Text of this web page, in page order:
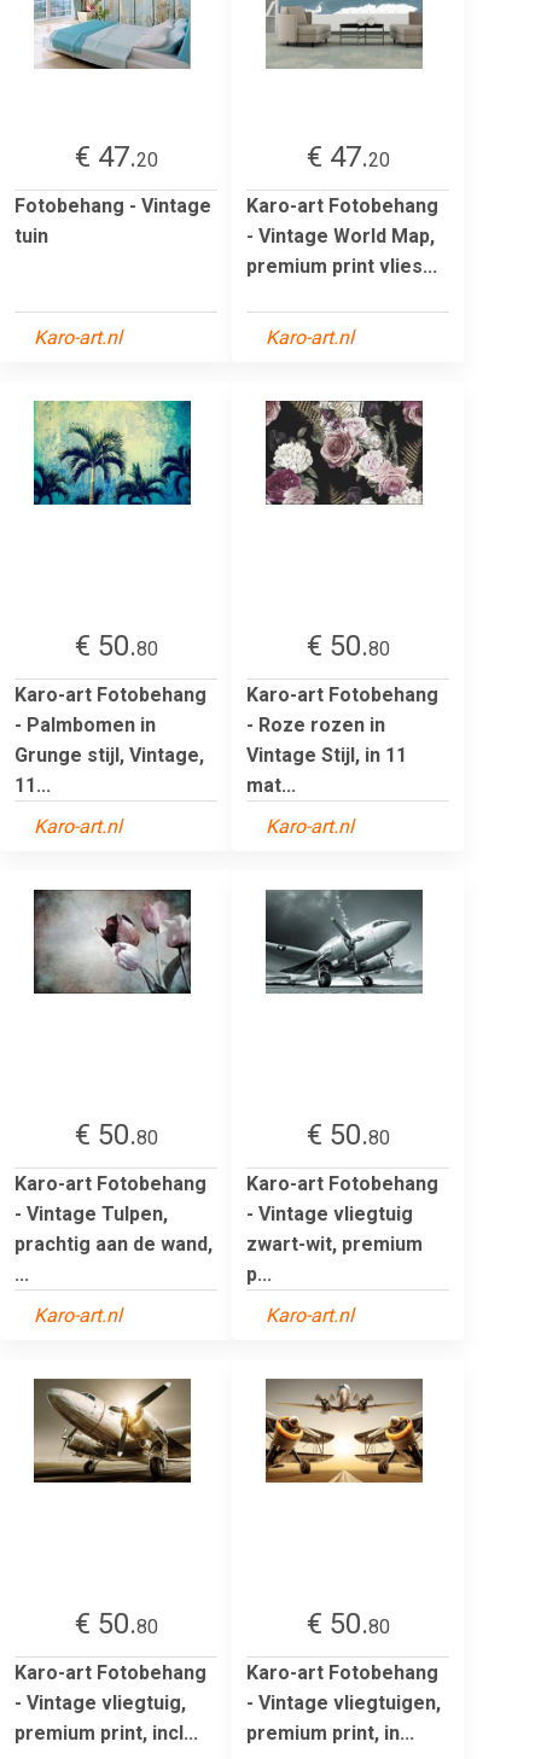
€ 47.20
Fotobehang - Vintage
tuin
Karo-art.nl
€ 47.20
Karo-art Fotobehang
- Vintage World Map,
premium print vlies...
Karo-art.nl
€ 50.80
Karo-art Fotobehang
- Palmbomen in
Grunge stijl, Vintage,
11...
Karo-art.nl
€ 50.80
Karo-art Fotobehang
- Roze rozen in
Vintage Stijl, in 11
mat...
Karo-art.nl
€ 50.80
Karo-art Fotobehang
- Vintage Tulpen,
prachtig aan de wand,
...
Karo-art.nl
€ 50.80
Karo-art Fotobehang
- Vintage vliegtuig
zwart-wit, premium
p...
Karo-art.nl
€ 50.80
Karo-art Fotobehang
- Vintage vliegtuig,
premium print, incl...
€ 50.80
Karo-art Fotobehang
- Vintage vliegtuigen,
premium print, in...